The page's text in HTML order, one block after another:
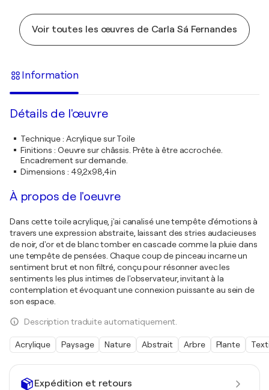
Expédition et retours
Voir toutes les œuvres de Carla Sá Fernandes
Information
Détails de l'œuvre
Technique: Acrylique sur Toile
Finitions : Oeuvre sur châssis. Prête à être accrochée.
Encadrement sur demande.
Dimensions : 49,2x98,4in
À propos de l'oeuvre
Dans cette toile acrylique, j'ai canalisé une tempête d'émotions à
travers une expression abstraite, laissant des stries audacieuses
de noir, d'or et de blanc tomber en cascade comme la pluie dans
une tempête de pensées. Chaque coup de pinceau incarne un
sentiment brut et non filtré, conçu pour résonner avec les
sentiments les plus intimes de l'observateur, invitant à la
contemplation et évoquant une connexion puissante au sein de
son espace.
Description traduite automatiquement.
Acrylique Paysage Nature Abstrait Arbre Plante